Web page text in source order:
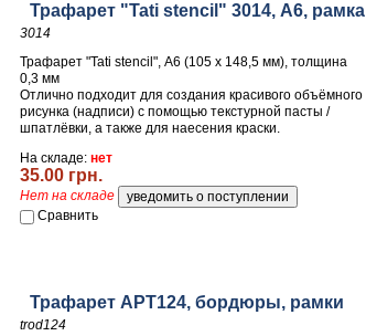
Трафарет "Tati stencil" 3014, А6, рамка
3014
Трафарет "Tati stencil", А6 (105 х 148,5 мм), толщина
0,3 мм
Отлично подходит для создания красивого объёмного
рисунка (надписи) с помощью текстурной пасты /
шпатлёвки, а также для наесения краски.
На складе: нет
35.00 грн.
Нет на складе
Сравнить
Трафарет АРТ124, бордюры, рамки
trod124